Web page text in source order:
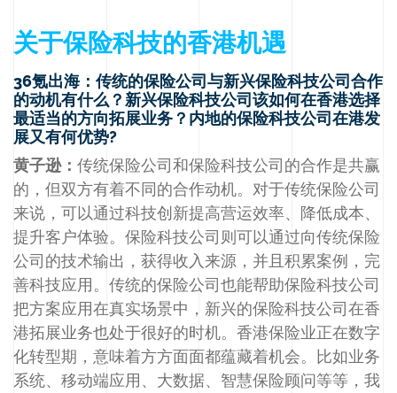
关于保险科技的香港机遇
36氪出海：传统的保险公司与新兴保险科技公司合作
的动机有什么？新兴保险科技公司该如何在香港选择
最适当的方向拓展业务？内地的保险科技公司在港发
展又有何优势?
黄子逊： 传统保险公司和保险科技公司的合作是共赢
的，但双方有着不同的合作动机。对于传统保险公司
来说，可以通过科技创新提高营运效率、降低成本、
提升客户体验。保险科技公司则可以通过向传统保险
公司的技术输出，获得收入来源，并且积累案例，完
善科技应用。传统的保险公司也能帮助保险科技公司
把方案应用在真实场景中，新兴的保险科技公司在香
港拓展业务也处于很好的时机。香港保险业正在数字
化转型期，意味着方方面面都蕴藏着机会。比如业务
系统、移动端应用、大数据、智慧保险顾问等等，我